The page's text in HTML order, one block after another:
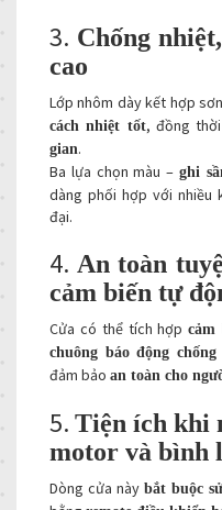
3. Chống
cao
Lớp nhôm dày kết hợp
cách nhiệt tốt, đồng
gian.
Ba lựa chọn màu – ghi
dàng phối hợp với nhiều
đại.
4. An toàn
cảm biến tự
Cửa có thể tích hợpcảm
chuông báo động
đảm bảo an toàn cho
5. Tiện ích khi
motor và bình
Dòng cửa nàybắt buộc